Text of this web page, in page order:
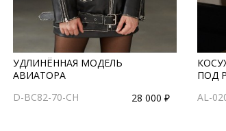
УДЛИНЁННАЯ МОДЕЛЬ
АВИАТОРА
D-BC82-70-CH
28 000 ₽
ПОД
AL-